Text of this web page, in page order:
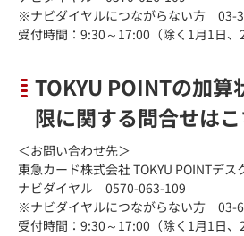
※ナビダイヤルにつながらない方 03-
受付時間：9:30～17:00（除く1月1日、
TOKYU POINTの加算
限に関する問合せは
＜お問い合わせ先＞
東急カード株式会社 TOKYU POINTデス
ナビダイヤル 0570-063-109
※ナビダイヤルにつながらない方 03-
受付時間：9:30～17:00（除く1月1日、